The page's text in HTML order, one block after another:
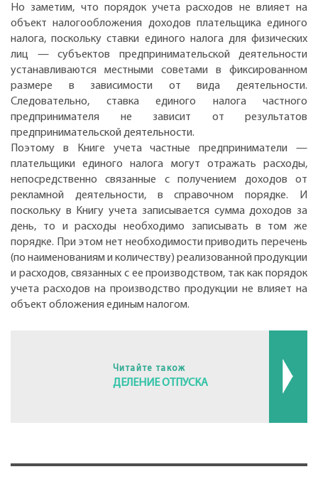
Но заметим, что порядок учета расходов не влияет на
объект налогообложения доходов плательщика единого
налога, поскольку ставки единого налога для физических
лиц — субъектов предпринимательской деятельности
устанавливаются местными советами в фиксированном
размере в зависимости от вида деятельности.
Следовательно, ставка единого налога частного
предпринимателя не зависит от результатов
предпринимательской деятельности.
Поэтому в Книге учета частные предприниматели —
плательщики единого налога могут отражать расходы,
непосредственно связанные с получением доходов от
рекламной деятельности, в справочном порядке. И
поскольку в Книгу учета записывается сумма доходов за
день, то и расходы необходимо записывать в том же
порядке. При этом нет необходимости приводить перечень
(по наименованиям и количеству) реализованной продукции
и расходов, связанных с ее производством, так как порядок
учета расходов на производство продукции не влияет на
объект обложения единым налогом.
Читайте також
ДЕЛЕНИЕ ОТПУСКА